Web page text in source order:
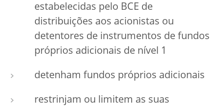
estabelecidas pelo BCE de
distribuições aos acionistas ou
detentores de instrumentos de fundos
próprios adicionais de nível 1
detenham fundos próprios adicionais
restrinjam ou limitem as suas